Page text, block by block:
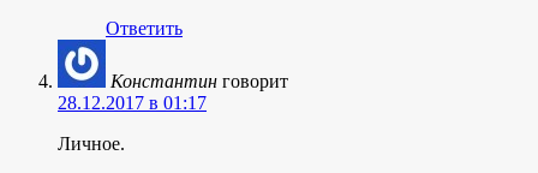
Ответить
Константин говорит
28.12.2017 в 01:17
Личное.